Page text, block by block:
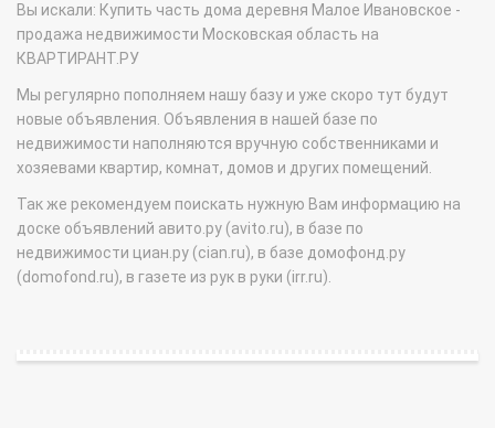
Вы искали: Купить часть дома деревня Малое Ивановское -
продажа недвижимости Московская область на
КВАРТИРАНТ.РУ
Мы регулярно пополняем нашу базу и уже скоро тут будут
новые объявления. Объявления в нашей базе по
недвижимости наполняются вручную собственниками и
хозяевами квартир, комнат, домов и других помещений.
Так же рекомендуем поискать нужную Вам информацию на
доске объявлений авито.ру (avito.ru), в базе по
недвижимости циан.ру (cian.ru), в базе домофонд.ру
(domofond.ru), в газете из рук в руки (irr.ru).